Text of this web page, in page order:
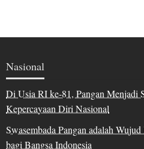
Nasional
Di Usia RI ke-81, Pangan Menjadi
Kepercayaan Diri Nasional
Swasembada Pangan adalah
bagi Bangsa Indonesia